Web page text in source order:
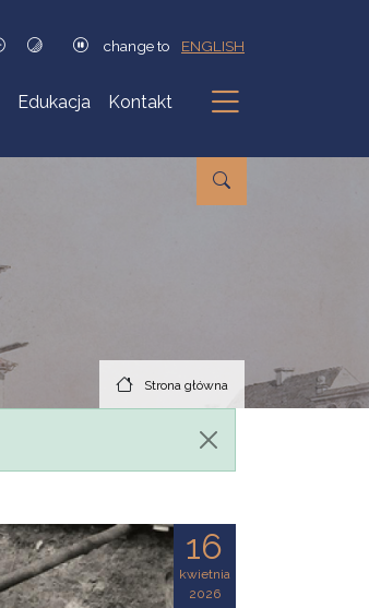
change to ENGLISH
Edukacja Kontakt
Podmenu
Strona główna
16
kwietnia
2026